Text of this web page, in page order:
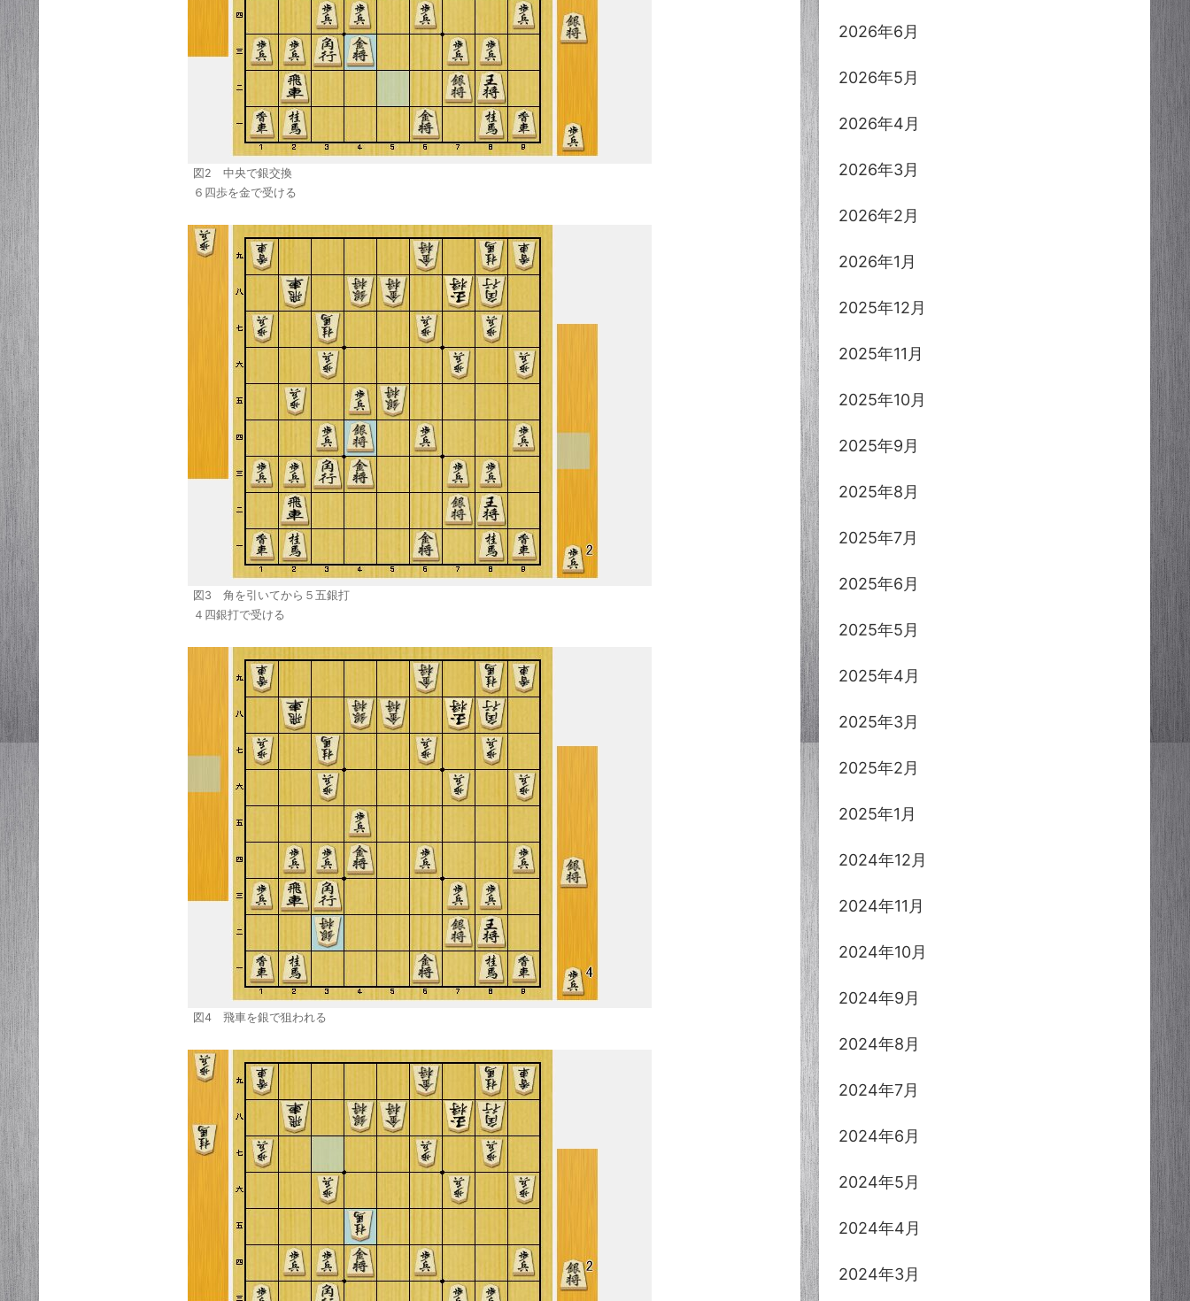
図2 中央で銀交換
６四歩を金で受ける
図3 角を引いてから５五銀打
４四銀打で受ける
図4 飛車を銀で狙われる
2026年6月
2026年5月
2026年4月
2026年3月
2026年2月
2026年1月
2025年12月
2025年11月
2025年10月
2025年9月
2025年8月
2025年7月
2025年6月
2025年5月
2025年4月
2025年3月
2025年2月
2025年1月
2024年12月
2024年11月
2024年10月
2024年9月
2024年8月
2024年7月
2024年6月
2024年5月
2024年4月
2024年3月